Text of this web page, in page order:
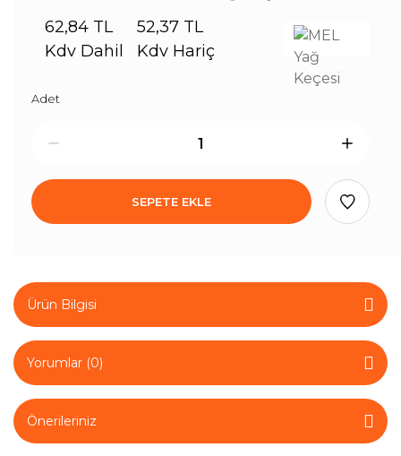
62,84 TL
Kdv Dahil
52,37 TL
Kdv Hariç
Adet
SEPETE EKLE
Ürün Bilgisi
Yorumlar (0)
Önerileriniz